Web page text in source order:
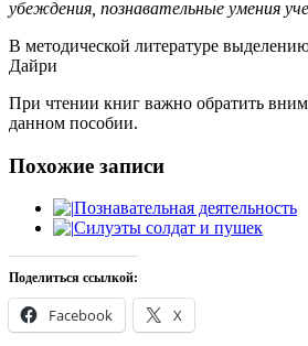
убеждения, познавательные умения
В методической литературе
Дайри
При чтении книг важно обратить
данном пособии.
Похожие записи
Познавательная деятельность
Силуэты солдат и пушек
Поделиться ссылкой:
Facebook X